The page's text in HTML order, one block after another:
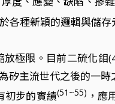
各種新穎的邏輯與儲存
極限。目前二硫化
主流世代之後的一
初步的實績(51~55) ，應